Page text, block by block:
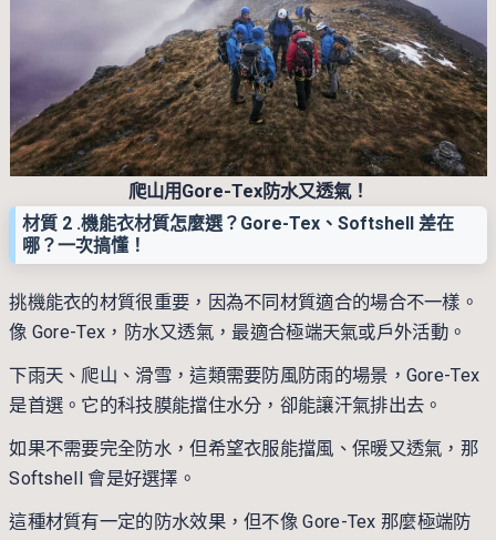
爬山用Gore-Tex防水又透氣！
材質 2 .機能衣材質怎麼選？Gore-Tex、Softshell 差在
哪？一次搞懂！
挑機能衣的材質很重要，因為不同材質適合的場合不一樣。
像 Gore-Tex，防水又透氣，最適合極端天氣或戶外活動。
下雨天、爬山、滑雪，這類需要防風防雨的場景，Gore-Tex
是首選。它的科技膜能擋住水分，卻能讓汗氣排出去。
如果不需要完全防水，但希望衣服能擋風、保暖又透氣，那
Softshell 會是好選擇。
這種材質有一定的防水效果，但不像 Gore-Tex 那麼極端防